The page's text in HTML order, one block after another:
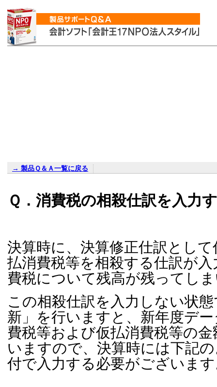
→ 製品Ｑ＆Ａ一覧に戻る
Ｑ．消費税の相殺仕訳を入力
決算時に、決算修正仕訳とし
払消費税等を相殺する仕訳が
費税について残高が残ってし
この相殺仕訳を入力しない状
新」を行いますと、新年度デ
費税等および仮払消費税等の
いますので、決算時には下記
付で入力する必要がございま